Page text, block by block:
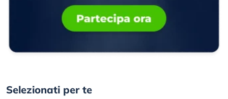
Selezionati per te